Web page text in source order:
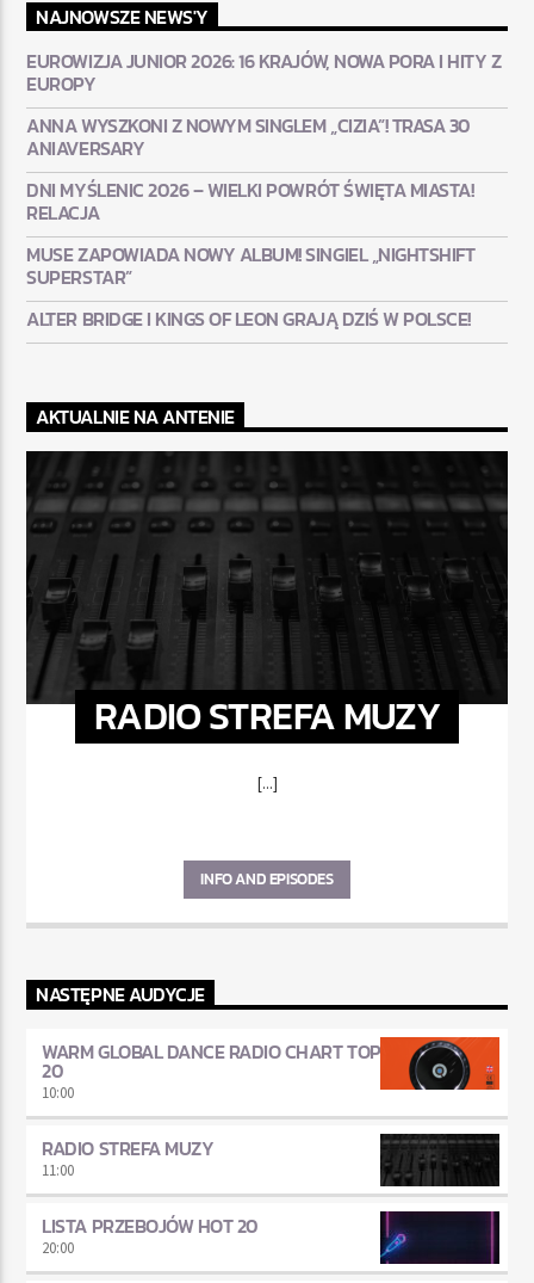
NAJNOWSZE NEWS'Y
EUROWIZJA JUNIOR 2026: 16 KRAJÓW, NOWA PORA I HITY Z
EUROPY
ANNA WYSZKONI Z NOWYM SINGLEM „CIZIA”! TRASA 30
ANIAVERSARY
DNI MYŚLENIC 2026 – WIELKI POWRÓT ŚWIĘTA MIASTA!
RELACJA
MUSE ZAPOWIADA NOWY ALBUM! SINGIEL „NIGHTSHIFT
SUPERSTAR”
ALTER BRIDGE I KINGS OF LEON GRAJĄ DZIŚ W POLSCE!
AKTUALNIE NA ANTENIE
RADIO STREFA MUZY
[...]
INFO AND EPISODES
NASTĘPNE AUDYCJE
WARM GLOBAL DANCE RADIO CHART TOP
20
10:00
RADIO STREFA MUZY
11:00
LISTA PRZEBOJÓW HOT 20
20:00